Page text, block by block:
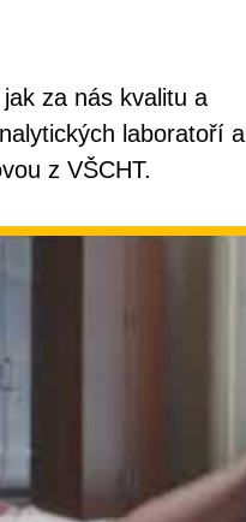
za nás kvalitu a
laboratoří a
z VŠCHT.